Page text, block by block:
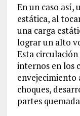
En un caso así,
estática, al
una carga
lograr un alto
Esta
internos en los
envejecimiento
choques,
partes